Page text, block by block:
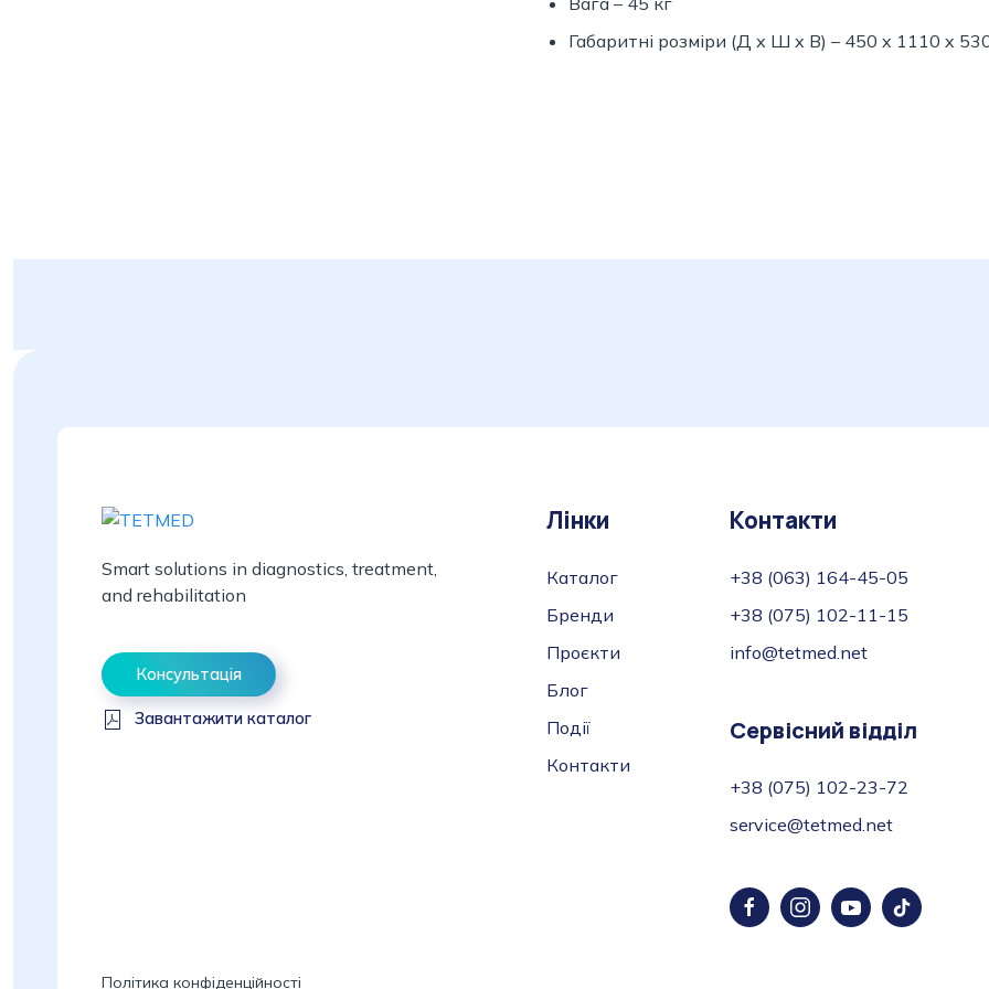
Габаритні розміри (Д х Ш х В) – 450 x 1110 x
Smart solutions in diagnostics, treatment,
and rehabilitation
Консультація
Завантажити каталог
Лінки
Каталог
Бренди
Проєкти
Блог
Події
Контакти
Контакти
+38 (063) 164-45-05
+38 (075) 102-11-15
info@tetmed.net
Сервісний відділ
+38 (075) 102-23-72
service@tetmed.net
Політика конфіденційності